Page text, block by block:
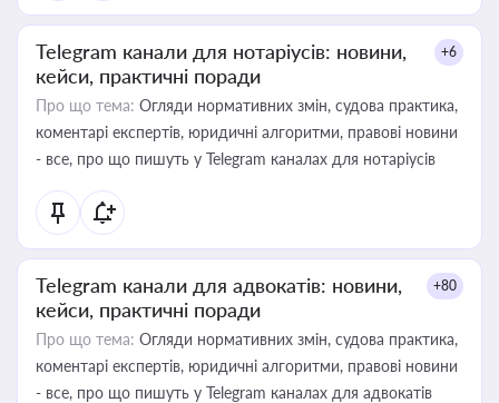
Telegram канали для нотаріусів: новини,
кейси, практичні поради
+6
Про що тема: Огляди нормативних змін, судова практика,
коментарі експертів, юридичні алгоритми, правові новини
- все, про що пишуть у Telegram каналах для нотаріусів
Telegram канали для адвокатів: новини,
кейси, практичні поради
+80
Про що тема: Огляди нормативних змін, судова практика,
коментарі експертів, юридичні алгоритми, правові новини
- все, про що пишуть у Telegram каналах для адвокатів